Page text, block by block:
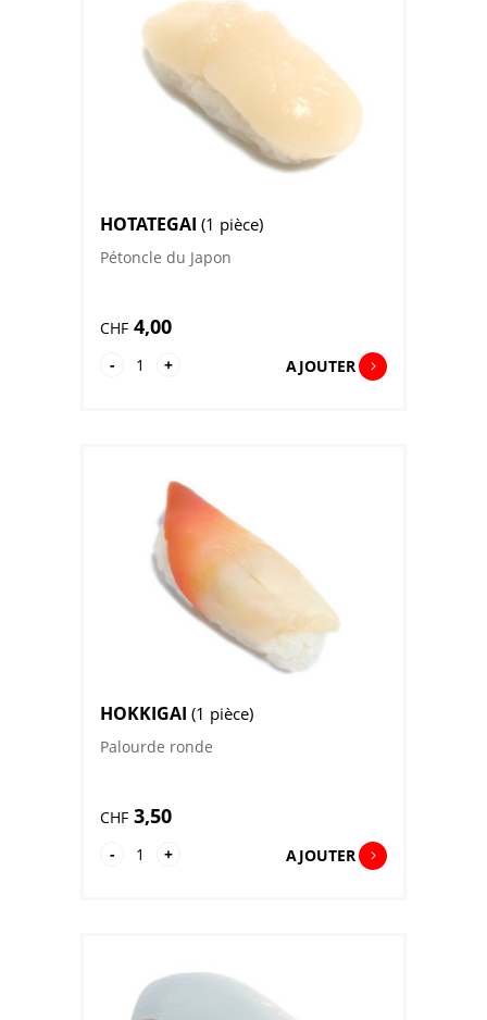
HOTATEGAI (1 pièce)
Pétoncle du Japon
CHF 4,00
-
quantité
+ AJOUTER
HOKKIGAI (1 pièce)
Palourde ronde
CHF 3,50
-
quantité
+ AJOUTER